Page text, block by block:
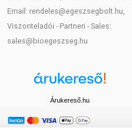
Email: rendeles@egeszsegbolt.hu,
Viszonteladói - Partneri - Sales:
sales@bioegeszseg.hu
Árukereső.hu